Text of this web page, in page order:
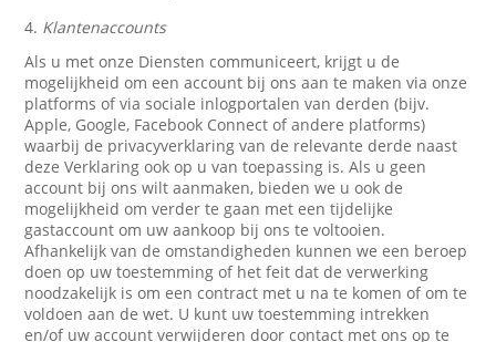
4. Klantenaccounts
Als u met onze Diensten communiceert, krijgt u de
mogelijkheid om een account bij ons aan te maken via onze
platforms of via sociale inlogportalen van derden (bijv.
Apple, Google, Facebook Connect of andere platforms)
waarbij de privacyverklaring van de relevante derde naast
deze Verklaring ook op u van toepassing is. Als u geen
account bij ons wilt aanmaken, bieden we u ook de
mogelijkheid om verder te gaan met een tijdelijke
gastaccount om uw aankoop bij ons te voltooien.
Afhankelijk van de omstandigheden kunnen we een beroep
doen op uw toestemming of het feit dat de verwerking
noodzakelijk is om een contract met u na te komen of om te
voldoen aan de wet. U kunt uw toestemming intrekken
en/of uw account verwijderen door contact met ons op te